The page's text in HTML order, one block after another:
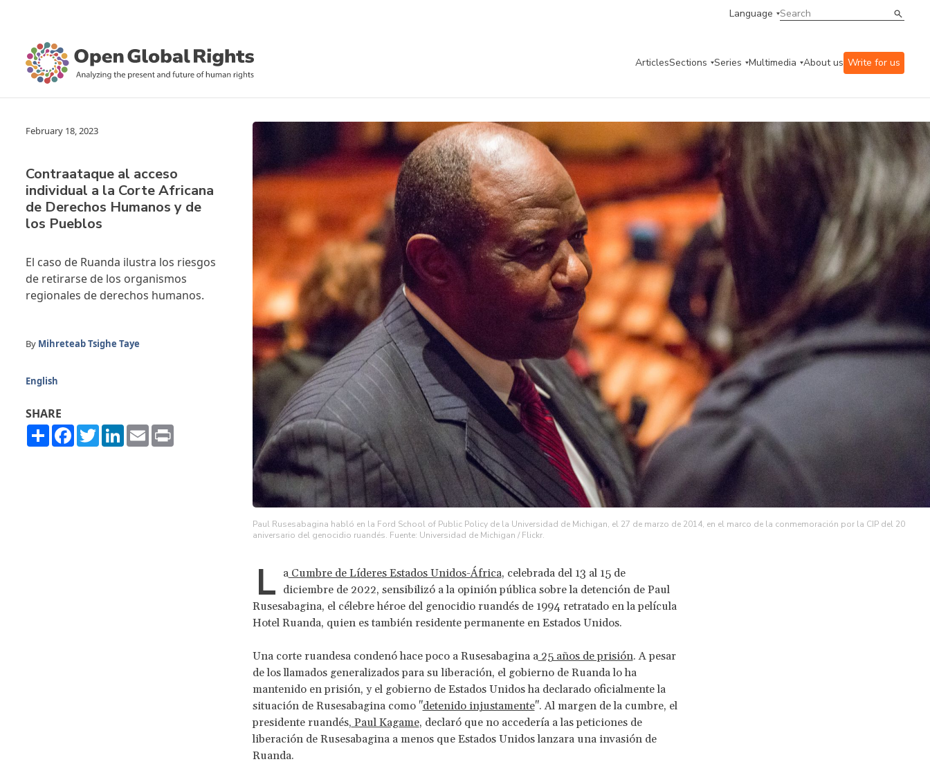
Language
ArticlesSections Series Multimedia About us Write for us
February 18, 2023
Contraataque al acceso
individual a la Corte Africana
de Derechos Humanos y de
los Pueblos
Paul Rusesabagina habló en la Ford School of Public Policy de la Universidad de Michigan, el 27 de marzo de 2014, en el marco de la conmemoración por la CIP del 20
aniversario del genocidio ruandés. Fuente: Universidad de Michigan / Flickr.
El caso de Ruanda ilustra los riesgos
de retirarse de los organismos
regionales de derechos humanos.
By Mihreteab Tsighe Taye
English
SHARE
ShareFacebook
TwitterLinkedIn
Email
L aCumbre de Líderes Estados Unidos-África, celebrada del 13 al 15 de
diciembre de 2022, sensibilizó a la opinión pública sobre la detención de Paul
Rusesabagina, el célebre héroe del genocidio ruandés de 1994 retratado en la película
Hotel Ruanda, quien es también residente permanente en Estados Unidos.
Una corte ruandesa condenó hace poco a Rusesabagina a25 años de prisión. A pesar
de los llamados generalizados para su liberación, el gobierno de Ruanda lo ha
mantenido en prisión, y el gobierno de Estados Unidos ha declarado oficialmente la
situación de Rusesabagina como "detenido injustamente". Al margen de la cumbre, el
presidente ruandés, Paul Kagame, declaró que no accedería a las peticiones de
liberación de Rusesabagina a menos que Estados Unidos lanzara una invasión de
Ruanda.